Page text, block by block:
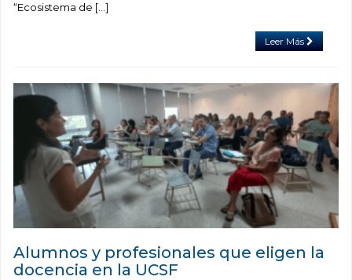
“Ecosistema de […]
Leer Más
Alumnos y profesionales que eligen la
docencia en la UCSF